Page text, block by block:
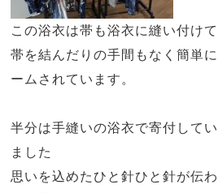
この浴衣は帯も浴衣に縫い付けて
帯を結んだりの手間もなく簡単
ームされています。
半分は手縫いの浴衣で寄付して
ました
思いを込めたひと針ひと針が伝わ